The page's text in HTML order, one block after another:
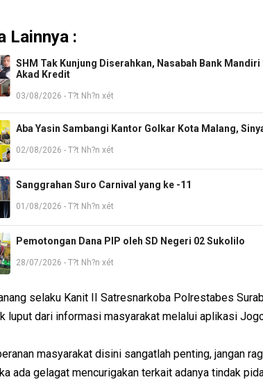
Lainnya :
SHM Tak Kunjung Diserahkan, Nasabah Bank
Akad Kredit
03/08/2026 - T?t Nh?n xét
Aba Yasin Sambangi Kantor Golkar Kota Malang,
02/08/2026 - T?t Nh?n xét
Sanggrahan Suro Carnival yang ke -11
01/08/2026 - T?t Nh?n xét
Pemotongan Dana PIP oleh SD Negeri 02 Sukolilo
28/07/2026 - T?t Nh?n xét
selaku Kanit II Satresnarkoba Polrestabes
luput dari informasi masyarakat melalui aplikasi
masyarakat disini sangatlah penting, jangan
ada gelagat mencurigakan terkait adanya tindak